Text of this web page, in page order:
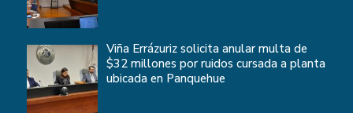
Viña Errázuriz solicita anular multa de
$32 millones por ruidos cursada a planta
ubicada en Panquehue